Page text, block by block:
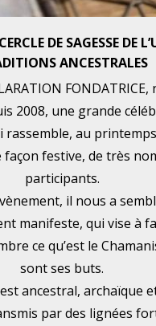
DE SAGESSE DE
ANCESTRALES
2008, une grande
rassemble, au
façon festive, de très
participants.
il nous a
manifeste, qui vise à
ce qu’est le
sont ses buts.
ancestral, archaïque
par des lignées